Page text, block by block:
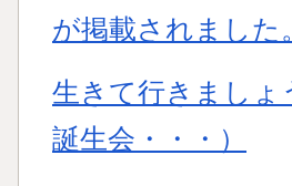
が掲載されました
生きて行きましょ
誕生会・・・）